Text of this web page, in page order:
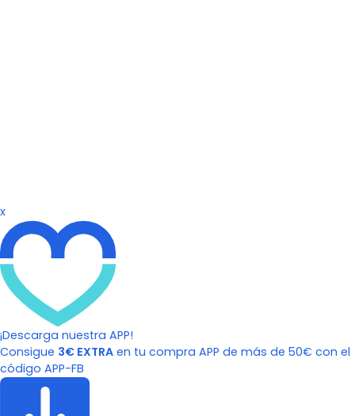
x
¡Descarga nuestra APP!
Consigue 3€ EXTRA en tu compra APP de más de 50€ con el
código APP-FB